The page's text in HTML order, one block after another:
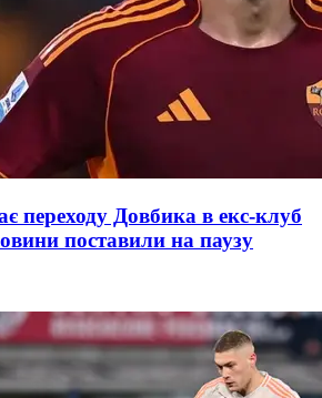
переходу Довбика в екс-клуб
поставили на паузу